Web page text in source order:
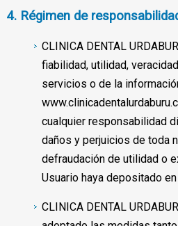
4. Régimen de
CLINICA DENTAL
fiabilidad, utilidad,
servicios o de la
cualquier responsabilidad
daños y perjuicios de toda
defraudación de utilidad o
Usuario haya depositado
CLINICA DENTAL